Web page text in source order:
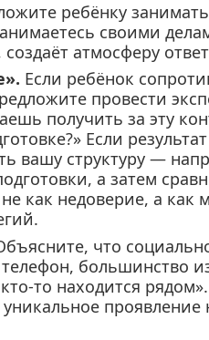
ребёнку
своими
атмосферу
Если ребёнок
провести
получить за эту
Если
вашу структуру —
а затем
как недоверие, а
что
большинство
то находится
проявление